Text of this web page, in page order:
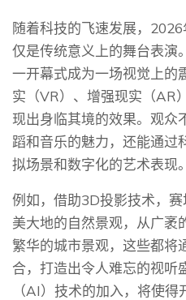
随着科技的飞速发展，
仅是传统意义上的舞台表演
一开幕式成为一场视觉上的
实（VR）、增强现实（AR
现出身临其境的效果。观众
蹈和音乐的魅力，还能通过
拟场景和数字化的艺术表现。
例如，借助3D投影技术，
美大地的自然景观，从广袤
繁华的城市景观，这些都将
合，打造出令人难忘的视听
（AI）技术的加入，将使